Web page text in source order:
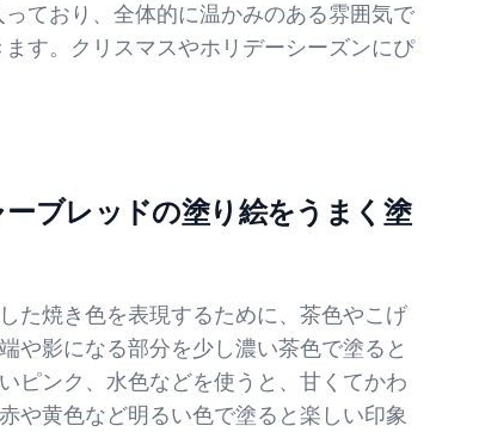
ており、全体的に温かみのある雰囲気で
す。クリスマスやホリデーシーズンにぴ
ブレッドの塗り絵をうまく塗
た焼き色を表現するために、茶色やこげ
や影になる部分を少し濃い茶色で塗ると
ピンク、水色などを使うと、甘くてかわ
や黄色など明るい色で塗ると楽しい印象